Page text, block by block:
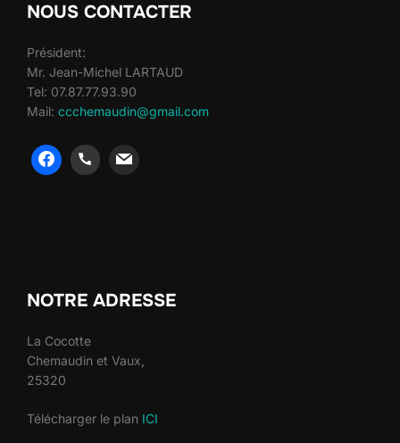
NOUS CONTACTER
Président:
Mr. Jean-Michel LARTAUD
Tel: 07.87.77.93.90
Mail: ccchemaudin@gmail.com
NOTRE ADRESSE
La Cocotte
Chemaudin et Vaux,
25320
Télécharger le plan ICI